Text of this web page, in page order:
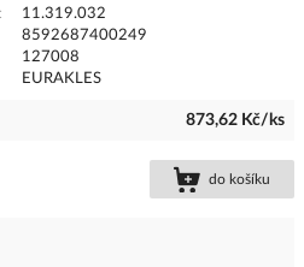
11.319.032
8592687400249
127008
EURAKLES
873,62 Kč/ks
do košíku